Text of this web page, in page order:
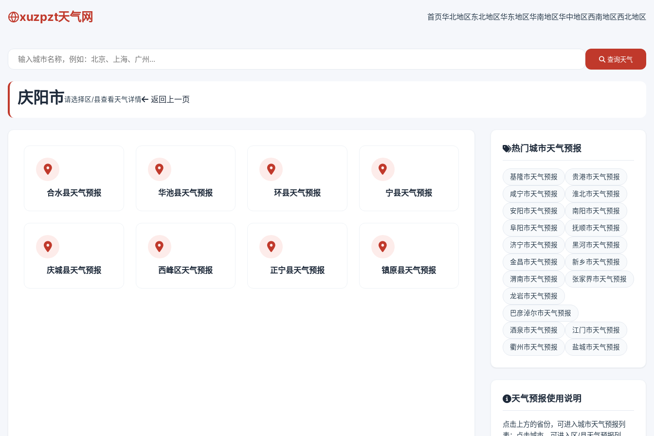
xuzpzt天气网 首页华北地区东北地区华东地区华南地区华中地区西南地区西北地区
查询天气
庆阳市请选择区/县查看天气详情 返回上一页
合水县天气预报 华池县天气预报 环县天气预报 宁县天气预报
庆城县天气预报 西峰区天气预报 正宁县天气预报 镇原县天气预报
热门城市天气预报
基隆市天气预报 贵港市天气预报
咸宁市天气预报 淮北市天气预报
安阳市天气预报 南阳市天气预报
阜阳市天气预报 抚顺市天气预报
济宁市天气预报 黑河市天气预报
金昌市天气预报 新乡市天气预报
渭南市天气预报 张家界市天气预报
龙岩市天气预报
巴彦淖尔市天气预报
酒泉市天气预报 江门市天气预报
衢州市天气预报 盐城市天气预报
天气预报使用说明
点击上方的省份，可进入城市天气预报列